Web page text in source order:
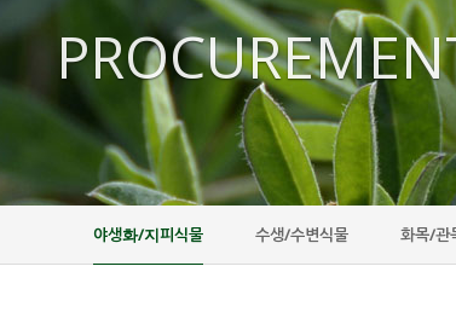
야생화/지피식물 수생/수변식물 화목/관